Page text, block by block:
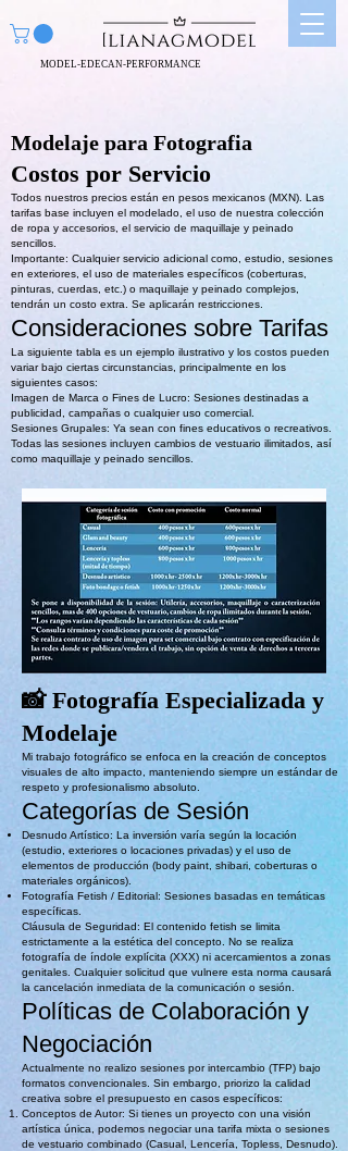
MODEL-EDECAN-PERFORMANCE
Modelaje para Fotografia
Costos por Servicio
Todos nuestros precios están en pesos mexicanos (MXN). Las
tarifas base incluyen el modelado, el uso de nuestra colección
de ropa y accesorios, el servicio de maquillaje y peinado
sencillos.
Importante: Cualquier servicio adicional como, estudio, sesiones
en exteriores, el uso de materiales específicos (coberturas,
pinturas, cuerdas, etc.) o maquillaje y peinado complejos,
tendrán un costo extra. Se aplicarán restricciones.
Consideraciones sobre Tarifas
La siguiente tabla es un ejemplo ilustrativo y los costos pueden
variar bajo ciertas circunstancias, principalmente en los
siguientes casos:
Imagen de Marca o Fines de Lucro: Sesiones destinadas a
publicidad, campañas o cualquier uso comercial.
Sesiones Grupales: Ya sean con fines educativos o recreativos.
Todas las sesiones incluyen cambios de vestuario ilimitados, así
como maquillaje y peinado sencillos.
📸 Fotografía Especializada y
Modelaje
Mi trabajo fotográfico se enfoca en la creación de conceptos
visuales de alto impacto, manteniendo siempre un estándar de
respeto y profesionalismo absoluto.
Categorías de Sesión
Desnudo Artístico: La inversión varía según la locación
(estudio, exteriores o locaciones privadas) y el uso de
elementos de producción (body paint, shibari, coberturas o
materiales orgánicos).
Fotografía Fetish / Editorial: Sesiones basadas en temáticas
específicas.
Cláusula de Seguridad: El contenido fetish se limita
estrictamente a la estética del concepto. No se realiza
fotografía de índole explícita (XXX) ni acercamientos a zonas
genitales. Cualquier solicitud que vulnere esta norma causará
la cancelación inmediata de la comunicación o sesión.
Políticas de Colaboración y
Negociación
Actualmente no realizo sesiones por intercambio (TFP) bajo
formatos convencionales. Sin embargo, priorizo la calidad
creativa sobre el presupuesto en casos específicos:
Conceptos de Autor: Si tienes un proyecto con una visión
artística única, podemos negociar una tarifa mixta o sesiones
de vestuario combinado (Casual, Lencería, Topless, Desnudo).